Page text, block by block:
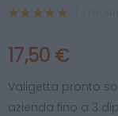
17,50 €
Valigetta pronto
azienda fino a 3